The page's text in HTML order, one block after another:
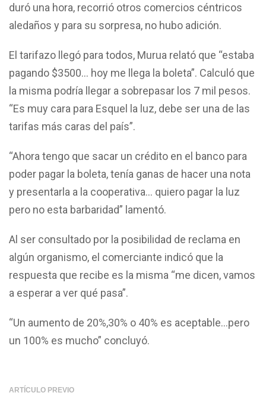
duró una hora, recorrió otros comercios céntricos
aledaños y para su sorpresa, no hubo adición.
El tarifazo llegó para todos, Murua relató que “estaba
pagando $3500… hoy me llega la boleta”. Calculó que
la misma podría llegar a sobrepasar los 7 mil pesos.
“Es muy cara para Esquel la luz, debe ser una de las
tarifas más caras del país”.
“Ahora tengo que sacar un crédito en el banco para
poder pagar la boleta, tenía ganas de hacer una nota
y presentarla a la cooperativa… quiero pagar la luz
pero no esta barbaridad” lamentó.
Al ser consultado por la posibilidad de reclama en
algún organismo, el comerciante indicó que la
respuesta que recibe es la misma “me dicen, vamos
a esperar a ver qué pasa”.
“Un aumento de 20%,30% o 40% es aceptable…pero
un 100% es mucho” concluyó.
ARTÍCULO PREVIO